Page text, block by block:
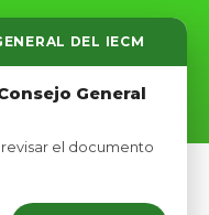
DEL IECM
General
el documento